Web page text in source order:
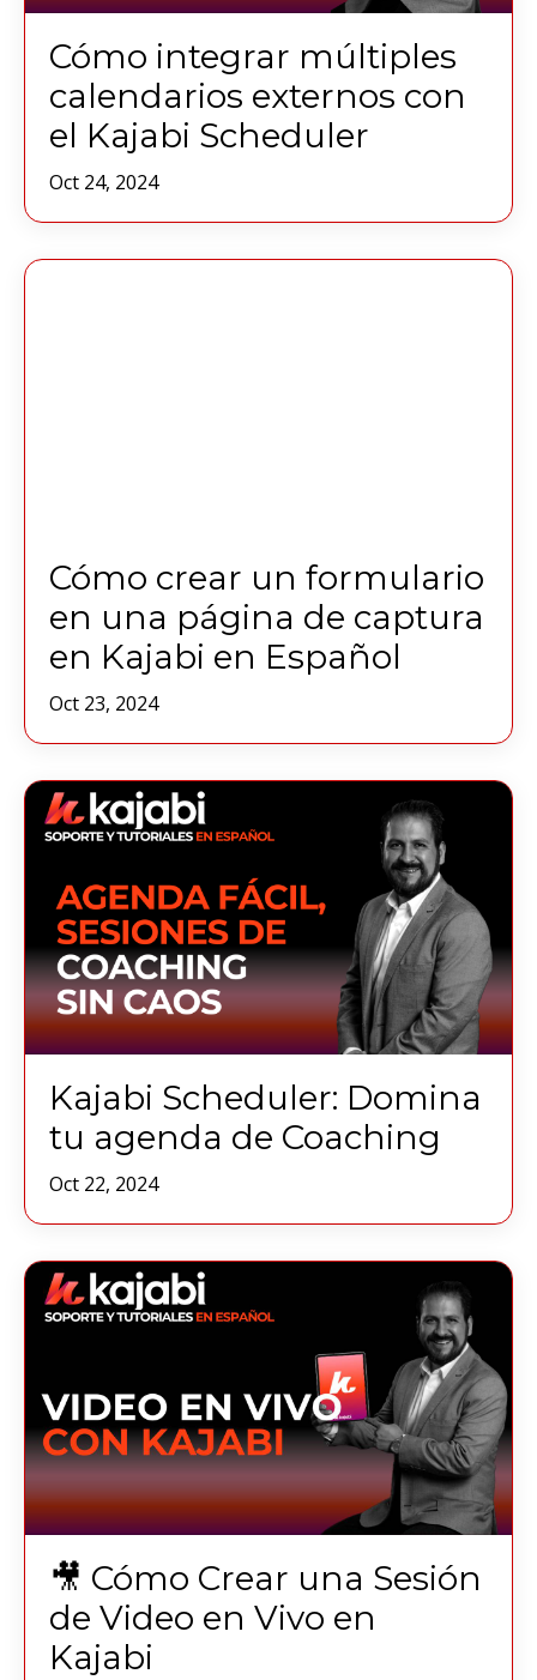
Cómo integrar múltiples
calendarios externos con
el Kajabi Scheduler
Oct 24, 2024
Cómo crear un formulario
en una página de captura
en Kajabi en Español
Oct 23, 2024
Kajabi Scheduler: Domina
tu agenda de Coaching
Oct 22, 2024
🎥 Cómo Crear una Sesión
de Video en Vivo en
Kajabi